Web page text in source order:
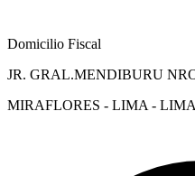
Domicilio Fiscal
JR. GRAL.MENDIBURU
MIRAFLORES - LIMA - LIMA